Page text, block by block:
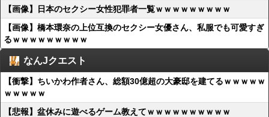
【画像】日本のセクシー女性犯罪者一覧ｗｗｗｗｗｗｗｗｗ
【画像】橋本環奈の上位互換のセクシー女優さん、私服でも可愛すぎ
るｗｗｗｗｗｗｗｗｗ
なんJクエスト
【衝撃】ちいかわ作者さん、総額30億超の大豪邸を建てるｗｗｗｗｗ
ｗｗｗｗｗ
【悲報】盆休みに遊べるゲーム教えてｗｗｗｗｗｗｗｗｗｗ